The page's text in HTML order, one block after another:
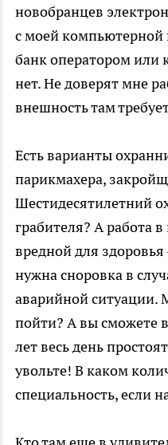
новобранцев
с моей компьютерной
банк оператором или
нет. Не доверят мне
внешность там
Есть варианты
парикмахера,
Шестидесятилетний
грабителя? А работа
вредной для
нужна сноровка в
аварийной ситуации.
пойти? А вы сможете
лет весь день
увольте! В каком
специальность, если